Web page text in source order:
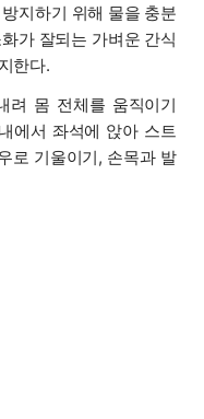
지하기 위해 물을 충분
가 잘되는 가벼운 간식
한다.
려 몸 전체를 움직이기
에서 좌석에 앉아 스트
로 기울이기, 손목과 발